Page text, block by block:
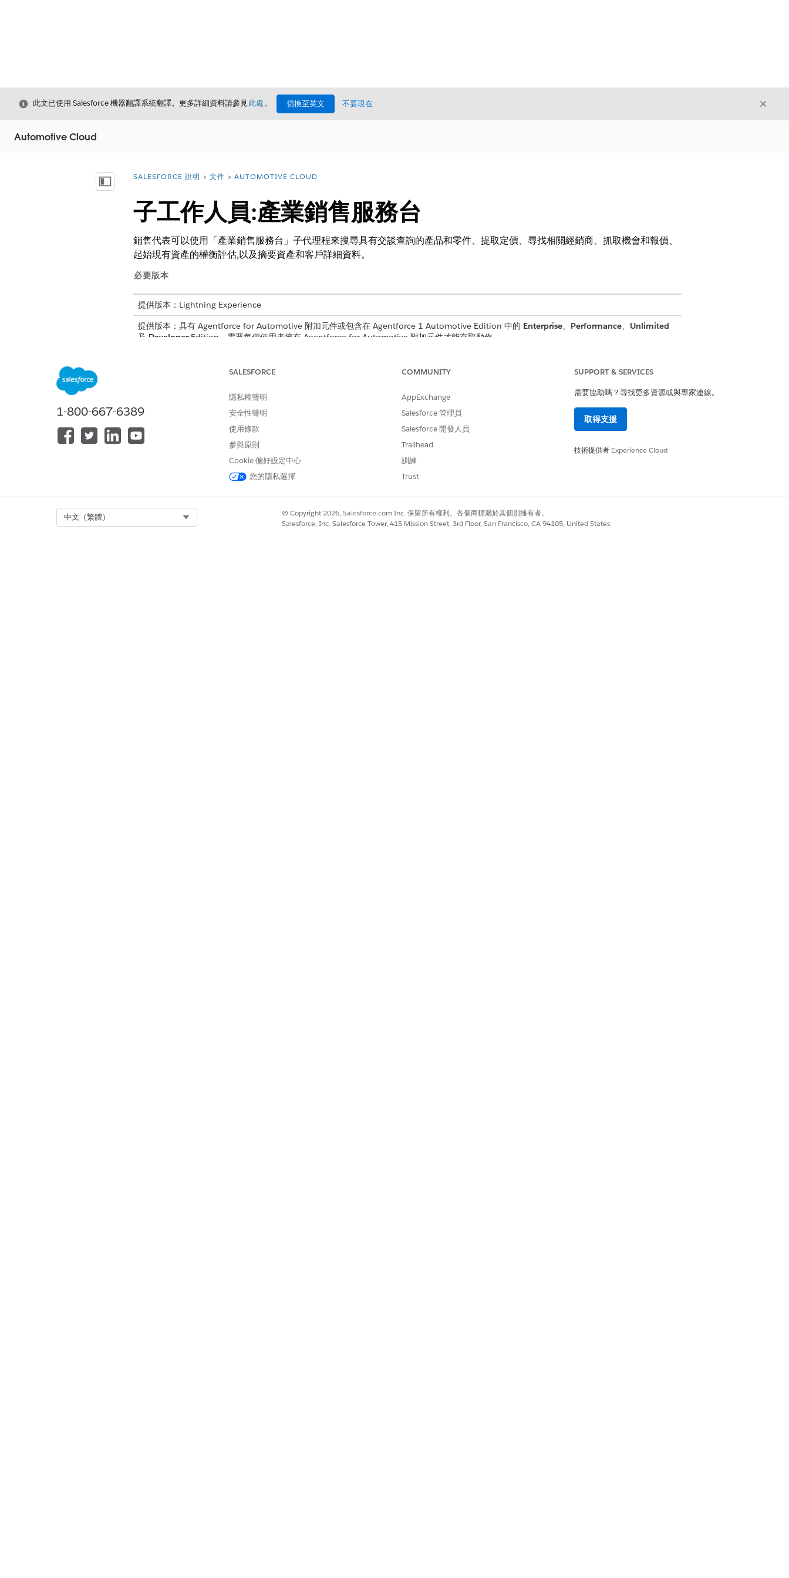
結束
此文已使用 Salesforce 機器翻譯系統翻譯。更多詳細資料請參見此處。 切換至英文 不要現在 結束
Automotive Cloud
顯示目錄 您位於此處：
SALESFORCE 說明 文件 AUTOMOTIVE CLOUD
子工作人員:產業銷售服務台
銷售代表可以使用「產業銷售服務台」子代理程來搜尋具有交談查詢的產品和零件、提取定價、尋找相關經銷商、抓取機會和報價、
起始現有資產的權衡評估,以及摘要資產和客戶詳細資料。
必要版本
提供版本：Lightning Experience
提供版本：具有 Agentforce for Automotive 附加元件或包含在 Agentforce 1 Automotive Edition 中的 Enterprise、 Performance、 Unlimited
及 DeveloperEdition。需要每個使用者擁有 Agentforce for Automotive 附加元件才能存取動作。
此文章是否解決您的問題？
請讓我們知道，以便我們改進！
1-800-667-6389
SALESFORCE
隱私權聲明
安全性聲明
使用條款
參與原則
Cookie 偏好設定中心
您的隱私選擇
COMMUNITY
AppExchange
Salesforce 管理員
Salesforce 開發人員
Trailhead
訓練
Trust
SUPPORT & SERVICES
需要協助嗎？尋找更多資源或與專家連線。
取得支援
技術提供者 Experience Cloud
中文（繁體）
© Copyright 2026, Salesforce.com Inc. 保留所有權利。各個商標屬於其個別擁有者。
Salesforce, Inc. Salesforce Tower, 415 Mission Street, 3rd Floor, San Francisco, CA 94105, United States